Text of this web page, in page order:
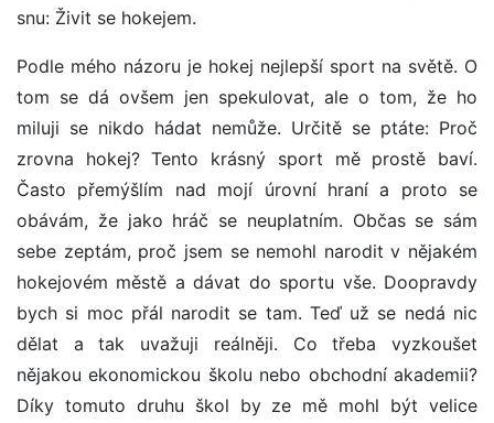
snu: Živit se hokejem.
Podle mého názoru je hokej nejlepší sport na světě. O
tom se dá ovšem jen spekulovat, ale o tom, že ho
miluji se nikdo hádat nemůže. Určitě se ptáte: Proč
zrovna hokej? Tento krásný sport mě prostě baví.
Často přemýšlím nad mojí úrovní hraní a proto se
obávám, že jako hráč se neuplatním. Občas se sám
sebe zeptám, proč jsem se nemohl narodit v nějakém
hokejovém městě a dávat do sportu vše. Doopravdy
bych si moc přál narodit se tam. Teď už se nedá nic
dělat a tak uvažuji reálněji. Co třeba vyzkoušet
nějakou ekonomickou školu nebo obchodní akademii?
Díky tomuto druhu škol by ze mě mohl být velice